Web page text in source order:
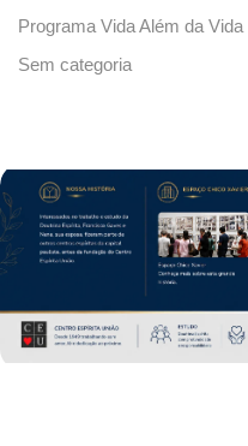
Programa Vida Além da Vida
Sem categoria